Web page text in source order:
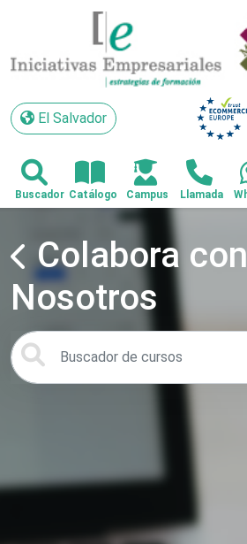
El Salvador
El Salvador
Colabora con
Nosotros